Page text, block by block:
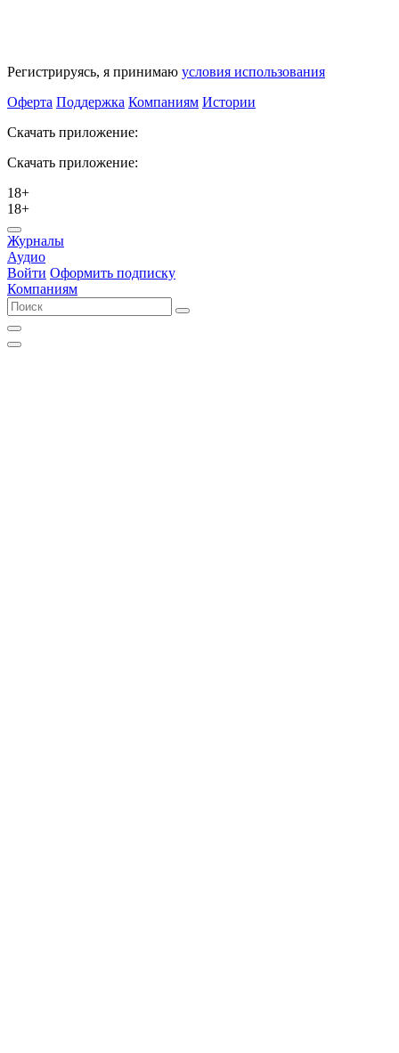
Регистрируясь, я принимаю условия использования
Оферта Поддержка Компаниям Истории
Скачать приложение:
Скачать приложение:
18+
18+
Журналы
Аудио
Войти Оформить подписку
Компаниям